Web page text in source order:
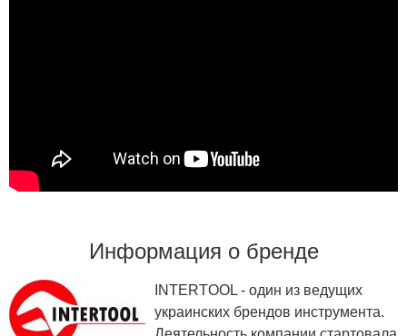
Информация о бренде
INTERTOOL - один из ведущих
украинских брендов инструмента.